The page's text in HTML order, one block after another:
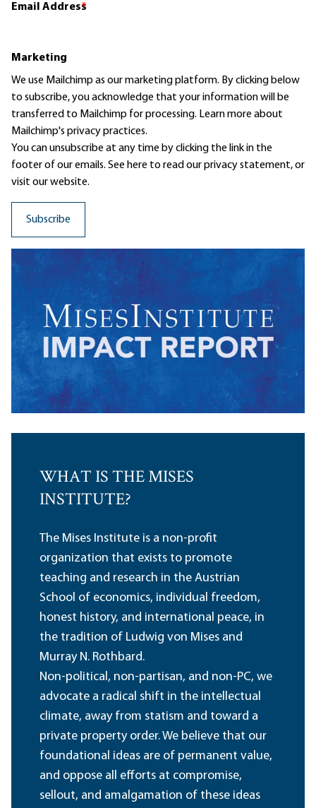
Email Address
*
Marketing
We use Mailchimp as our marketing platform. By clicking below
to subscribe, you acknowledge that your information will be
transferred to Mailchimp for processing. Learn moreabout
Mailchimp's privacy practices.
You can unsubscribe at any time by clicking the link in the
footer of our emails. See here to read ourprivacy statement, or
visit our website.
WHAT IS THE MISES
INSTITUTE?
The Mises Institute is a non-profit
organization that exists to promote
teaching and research in the Austrian
School of economics, individual freedom,
honest history, and international peace, in
the tradition of Ludwig von Mises and
Murray N. Rothbard.
Non-political, non-partisan, and non-PC, we
advocate a radical shift in the intellectual
climate, away from statism and toward a
private property order. We believe that our
foundational ideas are of permanent value,
and oppose all efforts at compromise,
sellout, and amalgamation of these ideas